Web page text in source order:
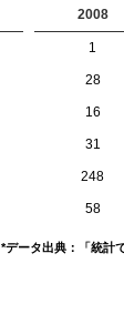
2008
1
28
16
31
248
58
*データ出典：「統計